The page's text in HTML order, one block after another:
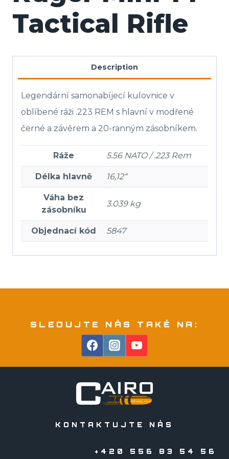
Tactical Rifle
Description
Legendární samonabíjecí kulovnice v
oblíbené ráži .223 REM s hlavní v modřené
černé a závěrem a 20-ranným zásobníkem.
Ráže 5.56 NATO / .223 Rem
Délka hlavně 16,12“
Váha bez
zásobníku
3.039 kg
Objednací kód 5847
SLEDUJTE NÁS TAKÉ NA:
KONTAKTUJTE NÁS
+420 556 83 54 56